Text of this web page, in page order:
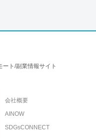
ト/副業情報サイト
会社概要
AINOW
SDGsCONNECT